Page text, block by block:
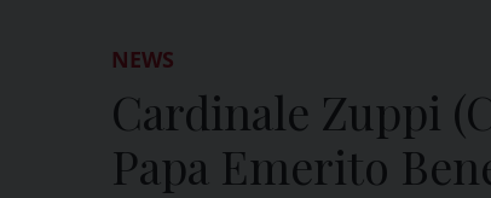
NEWS
Cardinale Zuppi
Papa Emerito